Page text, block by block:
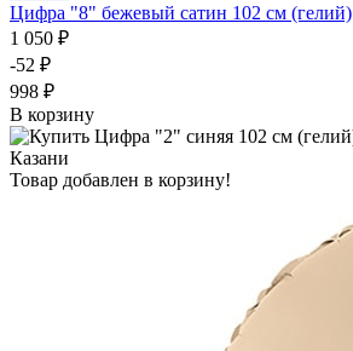
Цифра "8" бежевый сатин 102 см (гелий)
1 050 ₽
-52 ₽
998 ₽
В корзину
Товар добавлен в корзину!